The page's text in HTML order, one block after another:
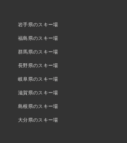
岩手県のスキー場
福島県のスキー場
群馬県のスキー場
長野県のスキー場
岐阜県のスキー場
滋賀県のスキー場
島根県のスキー場
大分県のスキー場